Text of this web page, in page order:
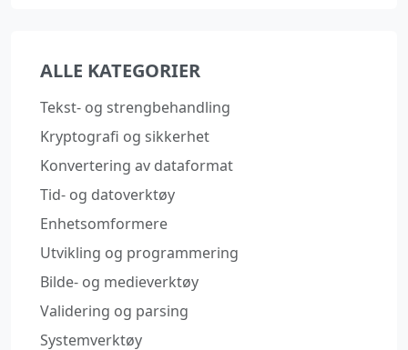
ALLE KATEGORIER
Tekst- og strengbehandling
Kryptografi og sikkerhet
Konvertering av dataformat
Tid- og datoverktøy
Enhetsomformere
Utvikling og programmering
Bilde- og medieverktøy
Validering og parsing
Systemverktøy